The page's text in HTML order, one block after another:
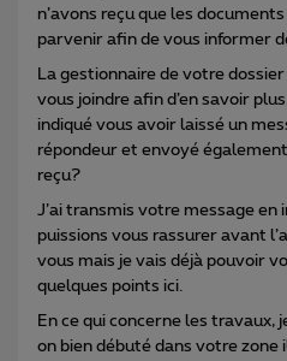
n’avons reçu que les
parvenir afin de vous informer
La gestionnaire de votre
vous joindre afin d’en savoir
indiqué vous avoir laissé un
répondeur et envoyé
reçu?
J’ai transmis votre message en
puissions vous rassurer avant
vous mais je vais déjà pouvoir
quelques points ici.
En ce qui concerne les travaux,
on bien débuté dans votre zone